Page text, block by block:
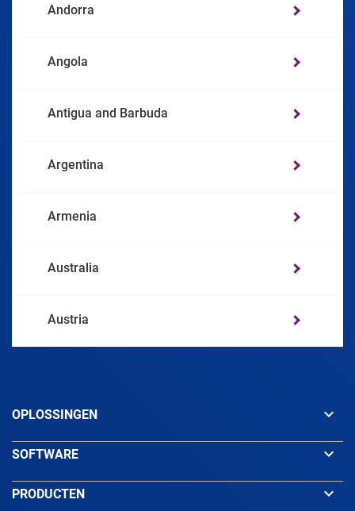
Andorra
Angola
Antigua and Barbuda
Argentina
Armenia
Australia
Austria
Bahamas
OPLOSSINGEN keyboard_arrow_down
SOFTWARE keyboard_arrow_down
PRODUCTEN keyboard_arrow_down